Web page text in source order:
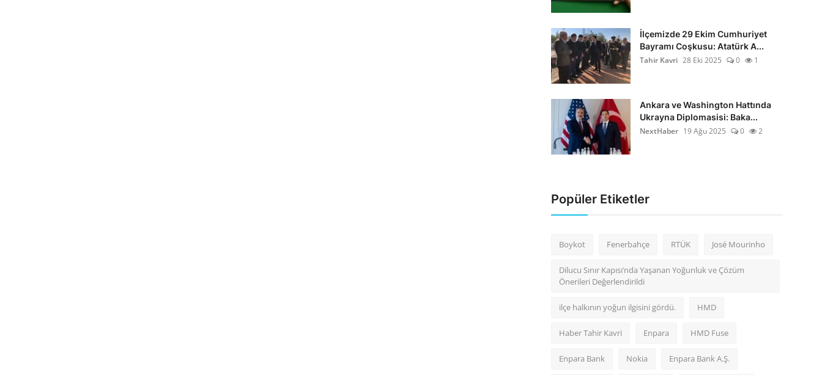
İlçemizde 29 Ekim Cumhuriyet
Bayramı Coşkusu: Atatürk A...
Tahir Kavri 28 Eki 2025 0 1
Ankara ve Washington Hattında
Ukrayna Diplomasisi: Baka...
NextHaber 19 Ağu 2025 0 2
Popüler Etiketler
Boykot Fenerbahçe RTÜK José Mourinho
Dilucu Sınır Kapısı’nda Yaşanan Yoğunluk ve Çözüm
Önerileri Değerlendirildi
ilçe halkının yoğun ilgisini gördü. HMD
Haber Tahir Kavri Enpara HMD Fuse
Enpara Bank Nokia Enpara Bank A.Ş.